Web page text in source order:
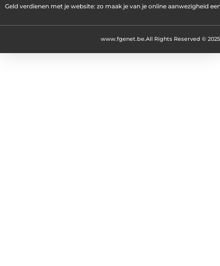
Geld verdienen met je website: zo maak je van je online aanwezigheid
All Rights Reserved © 2025
www.fgenet.be.